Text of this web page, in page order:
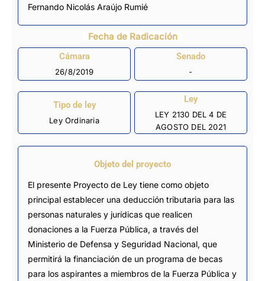
Fernando Nicolás Araújo Rumié
Fecha de Radicación
Cámara
26/8/2019
Senado
-
Tipo de ley
Ley Ordinaria
Ley
LEY 2130 DEL 4 DE
AGOSTO DEL 2021
Objeto del proyecto
El presente Proyecto de Ley tiene como objeto
principal establecer una deducción tributaria para las
personas naturales y jurídicas que realicen
donaciones a la Fuerza Pública, a través del
Ministerio de Defensa y Seguridad Nacional, que
permitirá la financiación de un programa de becas
para los aspirantes a miembros de la Fuerza Pública y